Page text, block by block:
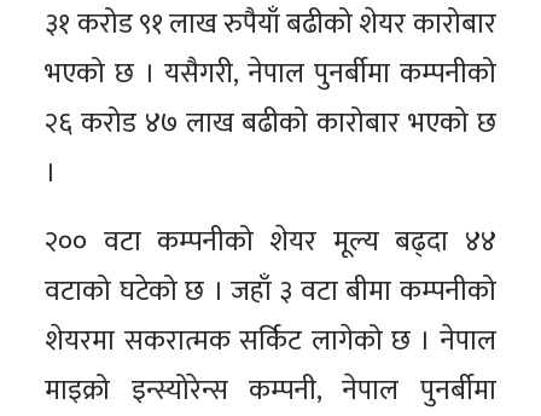
३१ करोड ९१ लाख रुपैयाँ बढीको शेयर कारोबार
भएको छ । यसैगरी, नेपाल पुनर्बीमा कम्पनीको
२६ करोड ४७ लाख बढीको कारोबार भएको छ
।
२०० वटा कम्पनीको शेयर मूल्य बढ्दा ४४
वटाको घटेको छ । जहाँ ३ वटा बीमा कम्पनीको
शेयरमा सकरात्मक सर्किट लागेको छ । नेपाल
माइक्रो इन्स्योरेन्स कम्पनी, नेपाल पुनर्बीमा